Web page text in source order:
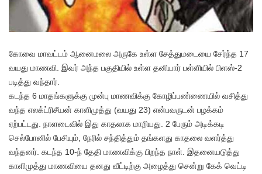
கோவை மாவட்டம் ஆனைமலை அருகே உள்ள சேத்துமடையை சேர்ந்த 17
வயது மாணவி. இவர் அந்த பகுதியில் உள்ள தனியார் பள்ளியில் பிளஸ்-2
படித்து வந்தார்.
கடந்த 6 மாதங்களுக்கு முன்பு மாணவிக்கு கோழிப்பண்ணையில் வசித்து
வந்த எலக்ட்ரிசீயன் காளிமுத்து (வயது 23) என்பவருடன் பழக்கம்
ஏற்பட்டது. நாளடைவில் இது காதலாக மாறியது. 2 பேரும் அடிக்கடி
செல்போனில் பேசியும், நேரில் சந்தித்தும் தங்களது காதலை வளர்த்து
வந்தனர். கடந்த 10-ந் தேதி மாணவிக்கு பிறந்த நாள். இதனையடுத்து
காளிமுத்து மாணவியை தனது வீட்டிற்கு அழைத்து சென்று கேக் வெட்டி